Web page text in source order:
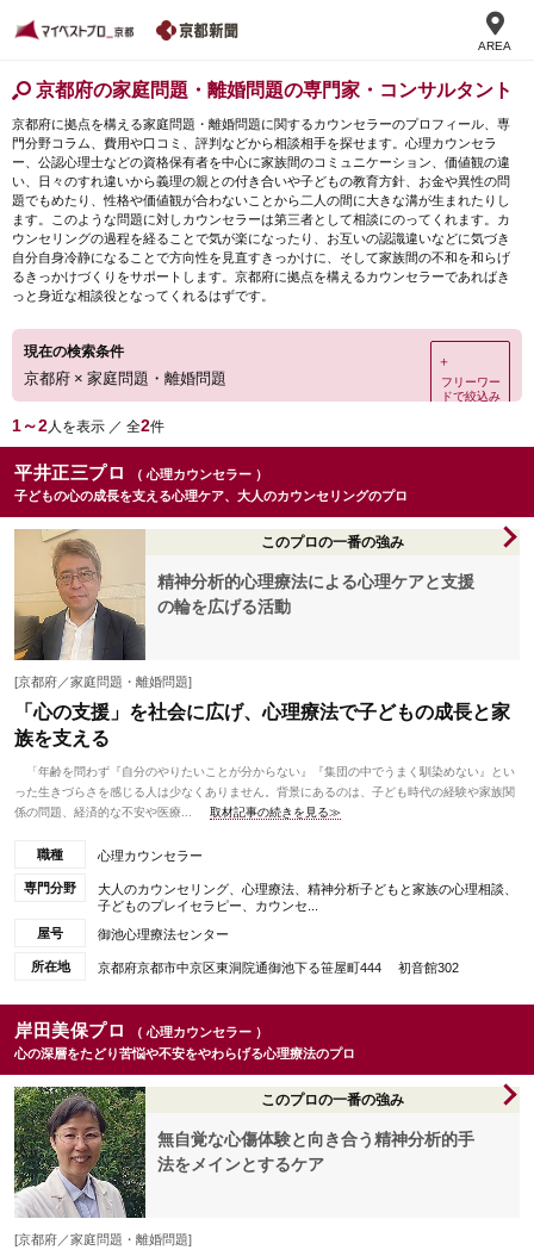
AREA
京都府の家庭問題・離婚問題の専門家・コンサルタント
京都府に拠点を構える家庭問題・離婚問題に関するカウンセラーのプロフィール、専
門分野コラム、費用や口コミ、評判などから相談相手を探せます。心理カウンセラ
ー、公認心理士などの資格保有者を中心に家族間のコミュニケーション、価値観の違
い、日々のすれ違いから義理の親との付き合いや子どもの教育方針、お金や異性の問
題でもめたり、性格や価値観が合わないことから二人の間に大きな溝が生まれたりし
ます。このような問題に対しカウンセラーは第三者として相談にのってくれます。カ
ウンセリングの過程を経ることで気が楽になったり、お互いの認識違いなどに気づき
自分自身冷静になることで方向性を見直すきっかけに、そして家族間の不和を和らげ
るきっかけづくりをサポートします。京都府に拠点を構えるカウンセラーであればき
っと身近な相談役となってくれるはずです。
現在の検索条件
京都府 × 家庭問題・離婚問題
＋
フリーワー
ドで絞込み
1～2人を表示 ／ 全2件
平井正三プロ
（ 心理カウンセラー ）
子どもの心の成長を支える心理ケア、大人のカウンセリングのプロ
このプロの一番の強み
精神分析的心理療法による心理ケアと支援
の輪を広げる活動
[京都府／家庭問題・離婚問題]
「心の支援」を社会に広げ、心理療法で子どもの成長と家
族を支える
「年齢を問わず『自分のやりたいことが分からない』『集団の中でうまく馴染めない』とい
った生きづらさを感じる人は少なくありません。背景にあるのは、子ども時代の経験や家族関
係の問題、経済的な不安や医療...
取材記事の続きを見る≫
職種 心理カウンセラー
専門分野
大人のカウンセリング、心理療法、精神分析子どもと家族の心理相談、
子どものプレイセラピー、カウンセ...
屋号
御池心理療法センター
所在地 京都府京都市中京区東洞院通御池下る笹屋町444 初音館302
岸田美保プロ
（ 心理カウンセラー ）
心の深層をたどり苦悩や不安をやわらげる心理療法のプロ
このプロの一番の強み
無自覚な心傷体験と向き合う精神分析的手
法をメインとするケア
[京都府／家庭問題・離婚問題]